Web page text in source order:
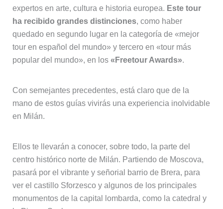
expertos en arte, cultura e historia europea. Este tour
ha recibido grandes distinciones, como haber
quedado en segundo lugar en la categoría de «mejor
tour en español del mundo» y tercero en «tour más
popular del mundo», en los «Freetour Awards».
Con semejantes precedentes, está claro que de la
mano de estos guías vivirás una experiencia inolvidable
en Milán.
Ellos te llevarán a conocer, sobre todo, la parte del
centro histórico norte de Milán. Partiendo de Moscova,
pasará por el vibrante y señorial barrio de Brera, para
ver el castillo Sforzesco y algunos de los principales
monumentos de la capital lombarda, como la catedral y